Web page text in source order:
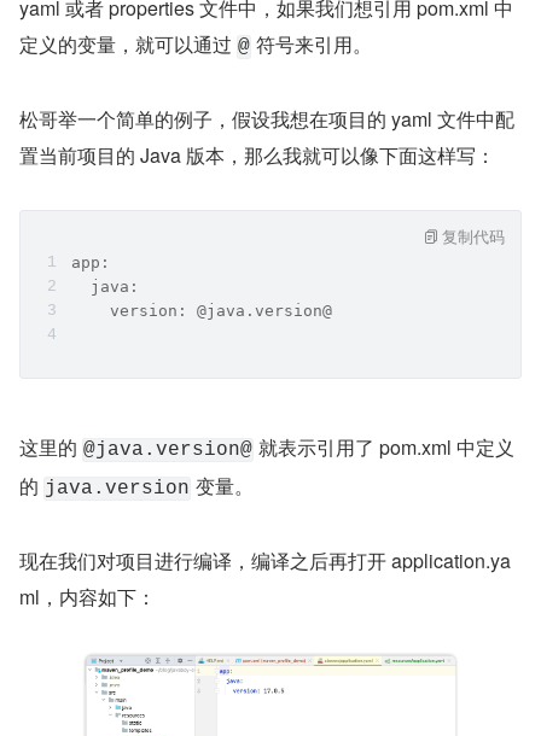
yaml 或者 properties 文件中，如果我们想引用 pom.xml 中
定义的变量，就可以通过 @ 符号来引用。
松哥举一个简单的例子，假设我想在项目的 yaml 文件中配
置当前项目的 Java 版本，那么我就可以像下面这样写：
app:
  java:
    version: @java.version@
复制代码
这里的 @java.version@ 就表示引用了 pom.xml 中定义
的 java.version 变量。
现在我们对项目进行编译，编译之后再打开 application.ya
ml，内容如下：